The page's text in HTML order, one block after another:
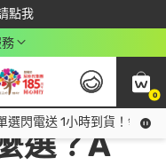
點我
$350
0
選閃電送 1小時到貨！領神
選？A